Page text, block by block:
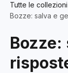
Tutte le collezioni
Bozze: salva e